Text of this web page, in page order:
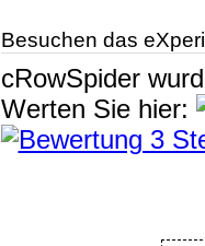
Besuchen das
cRowSpider
Werten Sie hier: